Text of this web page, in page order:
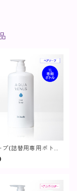
プ(詰替用専用ボトル)
ア・ボディ】